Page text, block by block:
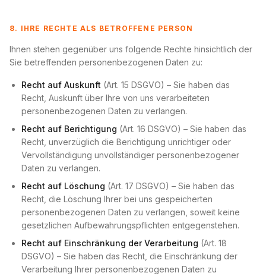
8. IHRE RECHTE ALS BETROFFENE PERSON
Ihnen stehen gegenüber uns folgende Rechte hinsichtlich der
Sie betreffenden personenbezogenen Daten zu:
Recht auf Auskunft (Art. 15 DSGVO) – Sie haben das
Recht, Auskunft über Ihre von uns verarbeiteten
personenbezogenen Daten zu verlangen.
Recht auf Berichtigung (Art. 16 DSGVO) – Sie haben das
Recht, unverzüglich die Berichtigung unrichtiger oder
Vervollständigung unvollständiger personenbezogener
Daten zu verlangen.
Recht auf Löschung (Art. 17 DSGVO) – Sie haben das
Recht, die Löschung Ihrer bei uns gespeicherten
personenbezogenen Daten zu verlangen, soweit keine
gesetzlichen Aufbewahrungspflichten entgegenstehen.
Recht auf Einschränkung der Verarbeitung (Art. 18
DSGVO) – Sie haben das Recht, die Einschränkung der
Verarbeitung Ihrer personenbezogenen Daten zu